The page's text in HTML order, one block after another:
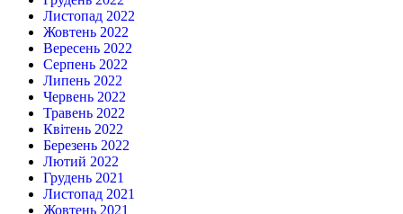
Листопад 2022
Жовтень 2022
Вересень 2022
Серпень 2022
Липень 2022
Червень 2022
Травень 2022
Квітень 2022
Березень 2022
Лютий 2022
Грудень 2021
Листопад 2021
Жовтень 2021